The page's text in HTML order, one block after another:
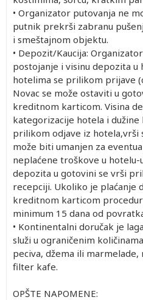
• Organizator putovanja ne
putnik prekrši zabranu
i smeštajnom objektu.
• Depozit/Kaucija:
postojanje i visinu depozita u
hotelima se prilikom prijave
Novac se može ostaviti u
kreditnom karticom. Visina
kategorizacije hotela i
prilikom odjave iz hotela,vrši
može biti umanjen za
neplaćene troškove u hotelu-
depozita u gotovini se vrši
recepciji. Ukoliko je plaćanje
kreditnom karticom
minimum 15 dana od
• Kontinentalni doručak je
služi u ograničenim
peciva, džema ili marmelade,
filter kafe.
OPŠTE NAPOMENE: